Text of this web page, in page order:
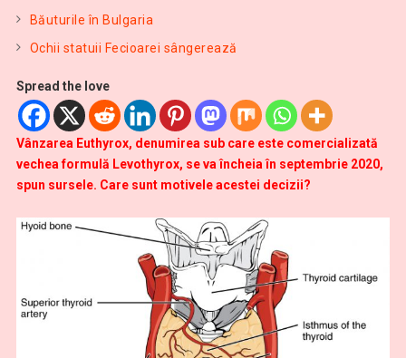
Băuturile în Bulgaria
Ochii statuii Fecioarei sângerează
Spread the love
Vânzarea Euthyrox, denumirea sub care este comercializată
vechea formulă Levothyrox, se va încheia în septembrie 2020,
spun sursele. Care sunt motivele acestei decizii?